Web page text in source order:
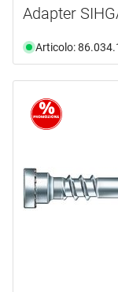
Adapter
Articolo: